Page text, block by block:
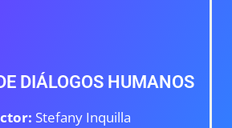
DIÁLOGOS HUMANOS
Stefany Inquilla